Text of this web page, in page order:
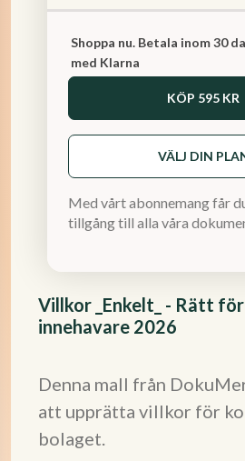
Villkor _Enkelt_ - Rätt
innehavare 2026
Denna mall från
att upprätta villkor för
bolaget.
Shoppa nu. Betala inom 30
med Klarna
KÖP 595 KR
VÄLJ DIN
Med vårt abonnemang får
tillgång till alla våra